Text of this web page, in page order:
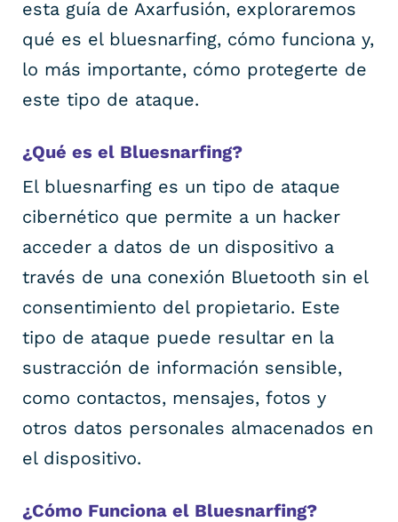
esta guía de Axarfusión, exploraremos
qué es el bluesnarfing, cómo funciona y,
lo más importante, cómo protegerte de
este tipo de ataque.
¿Qué es el Bluesnarfing?
El bluesnarfing es un tipo de ataque
cibernético que permite a un hacker
acceder a datos de un dispositivo a
través de una conexión Bluetooth sin el
consentimiento del propietario. Este
tipo de ataque puede resultar en la
sustracción de información sensible,
como contactos, mensajes, fotos y
otros datos personales almacenados en
el dispositivo.
¿Cómo Funciona el Bluesnarfing?